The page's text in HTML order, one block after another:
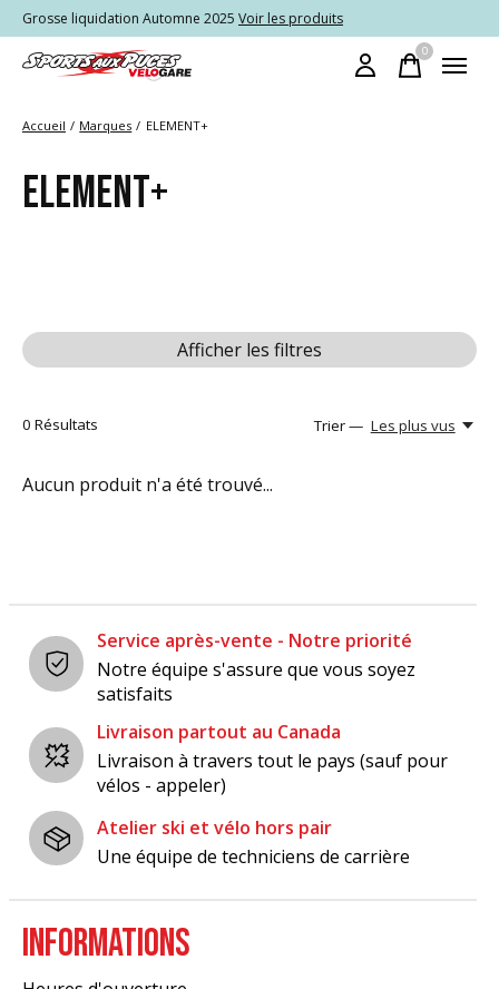
Grosse liquidation Automne 2025 Voir les produits
0items
Accueil / Marques / ELEMENT+
ELEMENT+
Afficher les filtres
0 Résultats Trier — Les plus vus
Aucun produit n'a été trouvé...
Service après-vente - Notre priorité
Notre équipe s'assure que vous soyez
satisfaits
Livraison partout au Canada
Livraison à travers tout le pays (sauf pour
vélos - appeler)
Atelier ski et vélo hors pair
Une équipe de techniciens de carrière
INFORMATIONS